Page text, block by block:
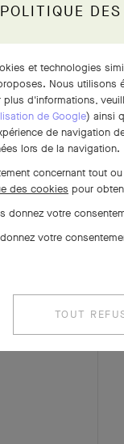
EXPLOREZ
POLITIQUE
et technologies
Nous utilisons
d'informations,
de Google) ainsi
de navigation
lors de la navigation.
concernant tout
des cookies pour
donnez votre
votre
TOUT